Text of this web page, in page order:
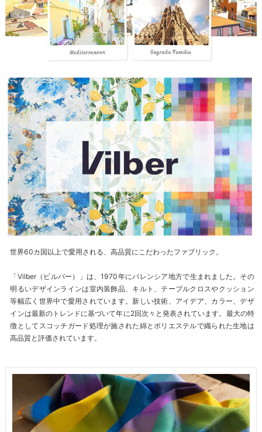
世界60カ国以上で愛用される、高品質にこだわったファブリック。
「Vilber（ビルバー）」は、1970年にバレンシア地方で生まれました。その
明るいデザインラインは室内装飾品、キルト、テーブルクロスやクッション
等幅広く世界中で愛用されています。新しい技術、アイデア、カラー、デザ
インは最新のトレンドに基づいて年に2回次々と発表されています。最大の特
徴としてスコッチガード処理が施された綿とポリエステルで織られた生地は
高品質と評価されています。